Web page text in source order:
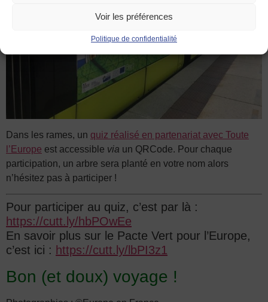
Voir les préférences
Politique de confidentialité
Dans les rames, un quiz réalisé en partenariat avec Toute
l’Europe est accessible via un QRCode. Pour chaque
participation, un arbre sera planté en votre nom alors
n’hésitez pas à participer !
Pour participer au quiz, c’est par là :
https://cutt.ly/hbPOwEe
En savoir plus sur le Pacte Vert pour l’Europe,
c’est ici : https://cutt.ly/lbPI3z1
Bon (et doux) voyage !